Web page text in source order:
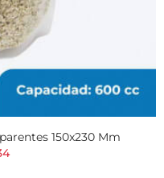
150x230 Mm